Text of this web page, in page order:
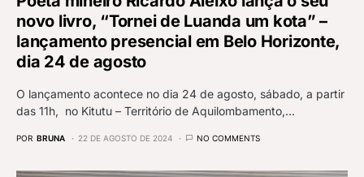
novo livro, “Tornei de Luanda um kota” –
lançamento presencial em Belo Horizonte,
dia 24 de agosto
O lançamento acontece no dia 24 de agosto, sábado, a partir
das 11h, no Kitutu – Território de Aquilombamento,…
POR BRUNA 22 DE AGOSTO DE 2024 NO COMMENTS